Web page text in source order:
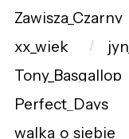
Zawisza_Czarny
xx_wiek
Tony_Basgallop
Perfect_Days
walka_o_siebie